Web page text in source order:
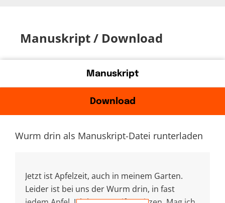
Manuskript / Download
Manuskript
Download
Wurm drin als Manuskript-Datei runterladen
Jetzt ist Apfelzeit, auch in meinem Garten.
Leider ist bei uns der Wurm drin, in fast